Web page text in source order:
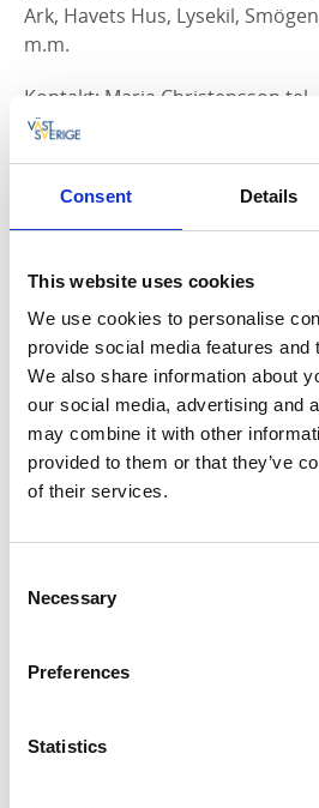
Consent Details
This website uses cookies
We use cookies to personalise
provide social media features and
We also share information about
our social media, advertising and
may combine it with other
provided to them or that they’ve
of their services.
Selection
Necessary
Preferences
Statistics
Ark, Havets Hus, Lysekil,
m.m.
Kontakt: Maria Christensson tel.
0706599706,